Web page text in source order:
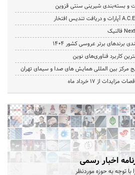
و بسته‌بندی شیرینی سنتی قزوین
برندهای برتر عروسی کشور 1404
کاربرد فناوری‌های نوین
مرکز بین المللی همایش های صدا و سیمای تهران
اخبار رسمی
با توجه به حوزه موردنظر